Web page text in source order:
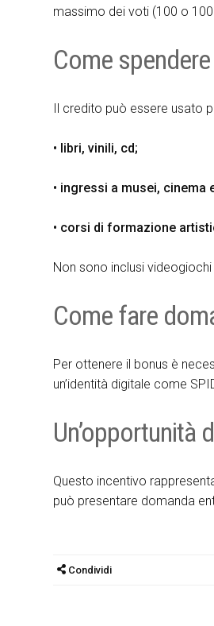
massimo dei voti (100 o 100
Come
Il credito può essere usato
• libri, vinili, cd;
• ingressi a musei, cinema
• corsi di formazione
Non sono inclusi
Come fare
Per ottenere il bonus è
un’identità digitale come
Un’opportunità
Questo incentivo
può presentare domanda
Condividi